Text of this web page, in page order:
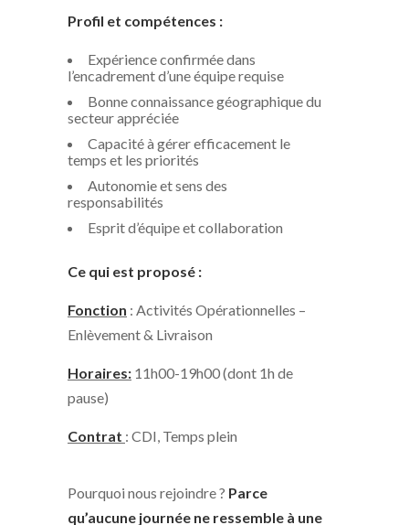
Profil et compétences :
Expérience confirmée dans
l’encadrement d’une équipe requise
Bonne connaissance géographique du
secteur appréciée
Capacité à gérer efficacement le
temps et les priorités
Autonomie et sens des
responsabilités
Esprit d’équipe et collaboration
Ce qui est proposé :
Fonction : Activités Opérationnelles –
Enlèvement & Livraison
Horaires: 11h00-19h00 (dont 1h de
pause)
Contrat : CDI, Temps plein
Pourquoi nous rejoindre ? Parce
qu’aucune journée ne ressemble à une